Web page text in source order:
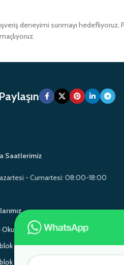
deneyimi sunmayı hedefliyoruz.
Saatlerimiz
- Cumartesi: 08:00-18:00
Mobilyaları
Gamo School
Sandalye
Monoblok
Sandalye